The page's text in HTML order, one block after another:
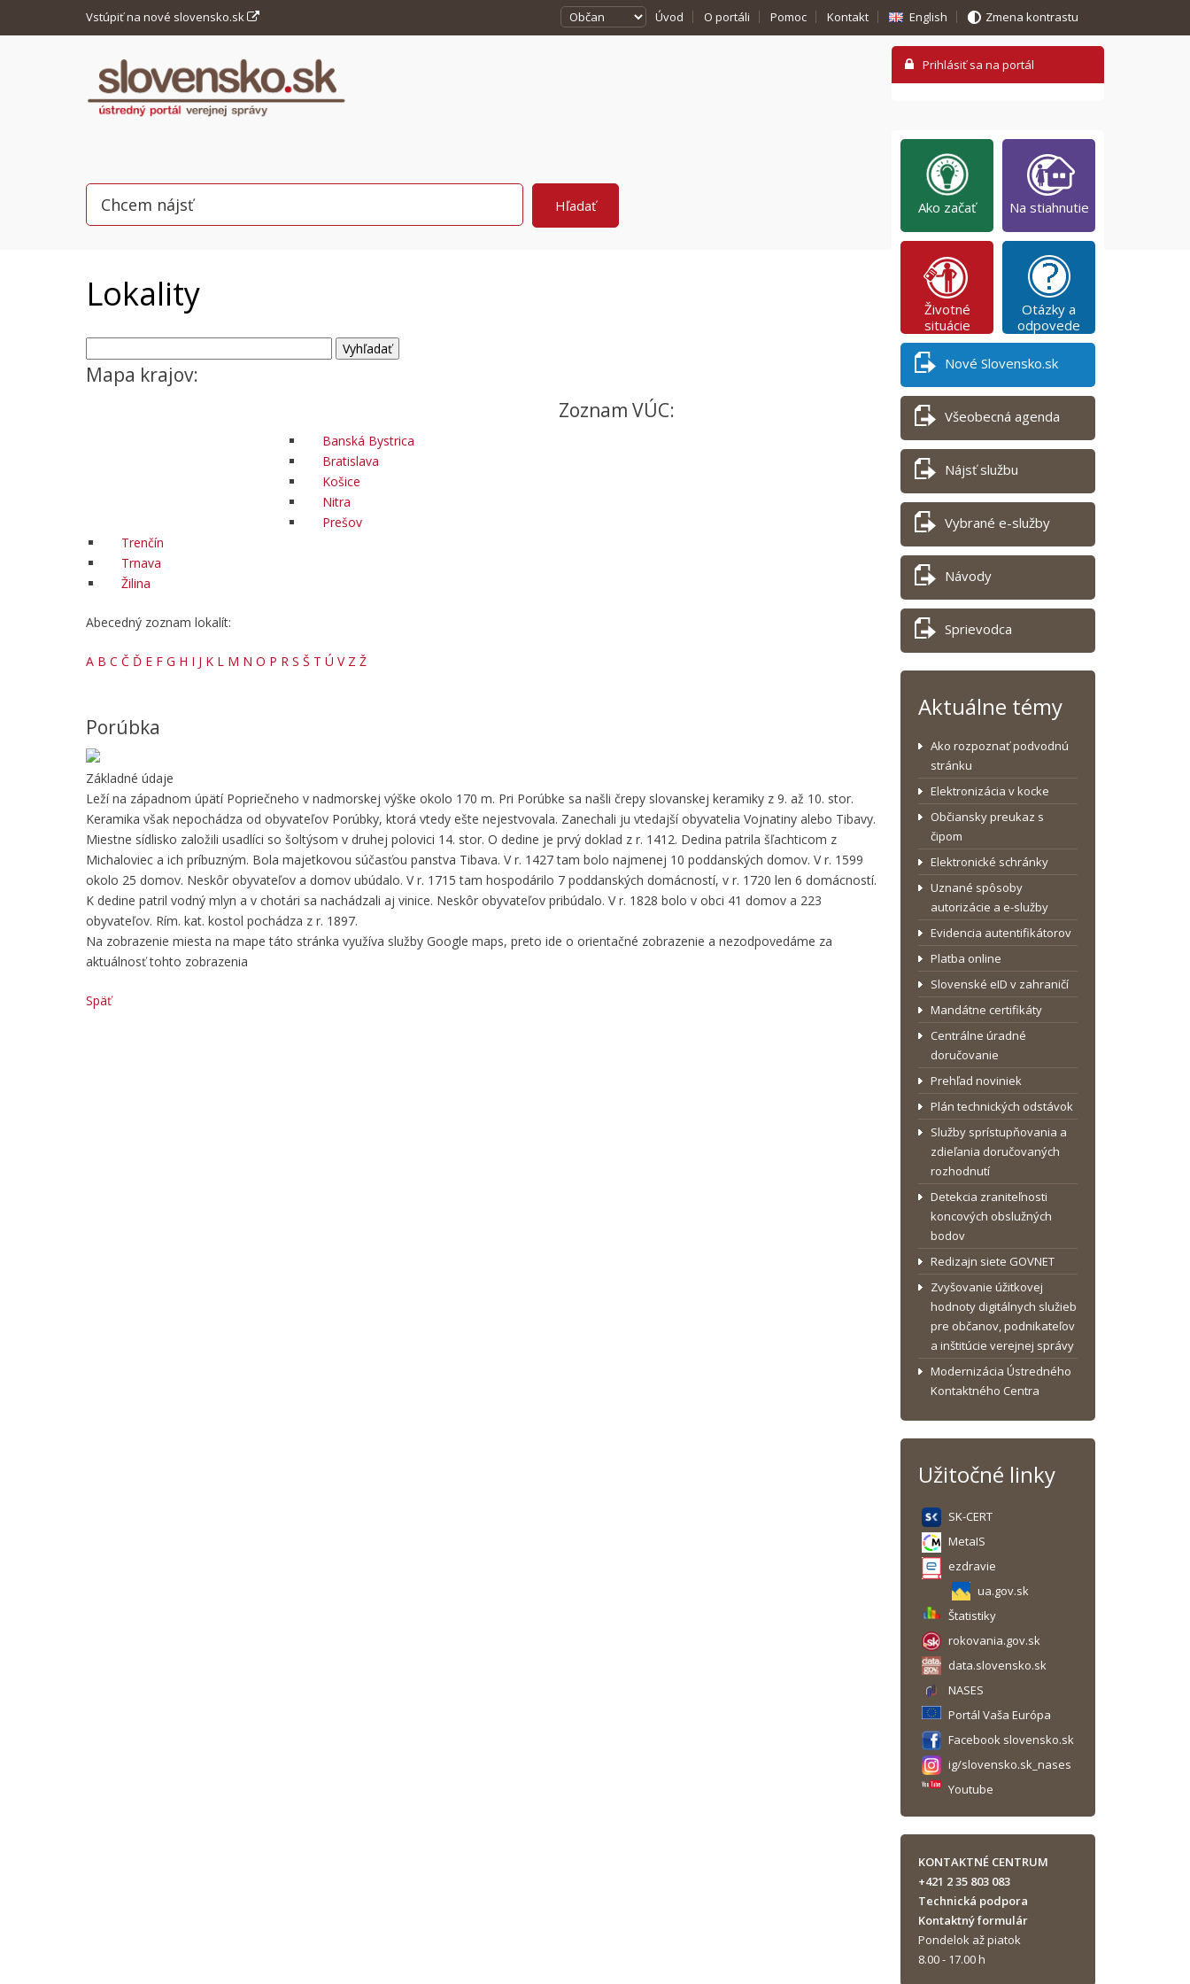
Vstúpiť na nové slovensko.sk Úvod O portáli Pomoc Kontakt English Zmena kontrastu
Lokality
Mapa krajov:
Zoznam VÚC:
Banská Bystrica
Bratislava
Košice
Nitra
Prešov
Trenčín
Trnava
Žilina
Abecedný zoznam lokalít:
A B C Č Ď E F G H I J K L M N O P R S Š T Ú V Z Ž
Porúbka
Základné údaje
Leží na západnom úpätí Popriečneho v nadmorskej výške okolo 170 m. Pri Porúbke sa našli črepy slovanskej keramiky z 9. až 10. stor.
Keramika však nepochádza od obyvateľov Porúbky, ktorá vtedy ešte nejestvovala. Zanechali ju vtedajší obyvatelia Vojnatiny alebo Tibavy.
Miestne sídlisko založili usadlíci so šoltýsom v druhej polovici 14. stor. O dedine je prvý doklad z r. 1412. Dedina patrila šľachticom z
Michaloviec a ich príbuzným. Bola majetkovou súčasťou panstva Tibava. V r. 1427 tam bolo najmenej 10 poddanských domov. V r. 1599
okolo 25 domov. Neskôr obyvateľov a domov ubúdalo. V r. 1715 tam hospodárilo 7 poddanských domácností, v r. 1720 len 6 domácností.
K dedine patril vodný mlyn a v chotári sa nachádzali aj vinice. Neskôr obyvateľov pribúdalo. V r. 1828 bolo v obci 41 domov a 223
obyvateľov. Rím. kat. kostol pochádza z r. 1897.
Na zobrazenie miesta na mape táto stránka využíva služby Google maps, preto ide o orientačné zobrazenie a nezodpovedáme za
aktuálnosť tohto zobrazenia
Späť
Ako začať Na stiahnutie
Životné
situácie
Otázky a
odpovede
Nové Slovensko.sk
Všeobecná agenda
Nájsť službu
Vybrané e-služby
Návody
Sprievodca
Aktuálne témy
Ako rozpoznať podvodnú
stránku
Elektronizácia v kocke
Občiansky preukaz s
čipom
Elektronické schránky
Uznané spôsoby
autorizácie a e-služby
Evidencia autentifikátorov
Platba online
Slovenské eID v zahraničí
Mandátne certifikáty
Centrálne úradné
doručovanie
Prehľad noviniek
Plán technických odstávok
Služby sprístupňovania a
zdieľania doručovaných
rozhodnutí
Detekcia zraniteľnosti
koncových obslužných
bodov
Redizajn siete GOVNET
Zvyšovanie úžitkovej
hodnoty digitálnych služieb
pre občanov, podnikateľov
a inštitúcie verejnej správy
Modernizácia Ústredného
Kontaktného Centra
Užitočné linky
SK-CERT
MetaIS
ezdravie
ua.gov.sk
Štatistiky
rokovania.gov.sk
data.slovensko.sk
NASES
Portál Vaša Európa
Facebook slovensko.sk
ig/slovensko.sk_nases
Youtube
KONTAKTNÉ CENTRUM
+421 2 35 803 083
Technická podpora
Kontaktný formulár
Pondelok až piatok
8.00 - 17.00 h